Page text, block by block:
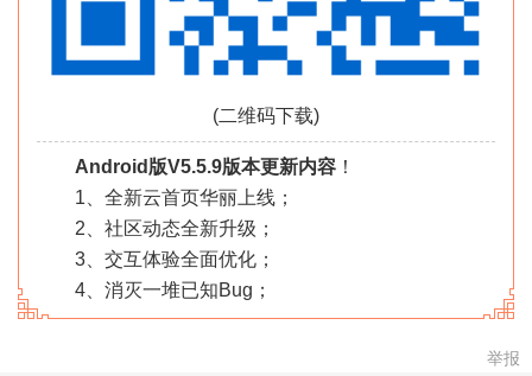
(二维码下载)
Android版V5.5.9版本更新内容 ！
1、全新云首页华丽上线；
2、社区动态全新升级；
3、交互体验全面优化；
4、消灭一堆已知Bug；
举报